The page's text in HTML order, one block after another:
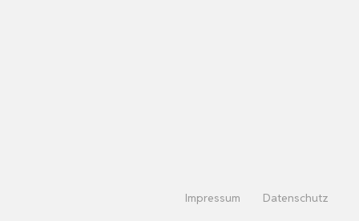
Impressum Datenschutz